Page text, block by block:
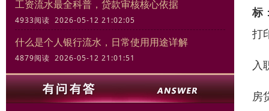
工资流水最全科普，贷款审核核心依据
4933阅读 2026-05-12 21:02:05
什么是个人银行流水，日常使用用途详解
4879阅读 2026-05-12 21:01:51
标
打
入
房